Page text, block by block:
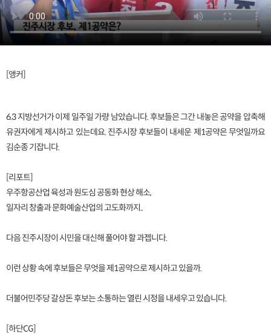
[앵커]
6.3 지방선거가 이제 일주일 가량 남았습니다. 후보들은 그간 내놓은 공약을 압축해
유권자에게 제시하고 있는데요. 진주시장 후보들이 내세운 제1공약은 무엇일까요
김순종 기잡니다.
[리포트]
우주항공산업 육성과 원도심 공동화 현상 해소,
일자리 창출과 문화예술산업의 고도화까지..
다음 진주시장이 시민을 대신해 풀어야 할 과젭니다.
이런 상황 속에 후보들은 무엇을 제1공약으로 제시하고 있을까.
더불어민주당 갈상돈 후보는 소통하는 열린 시정을 내세우고 있습니다.
[하단CG]